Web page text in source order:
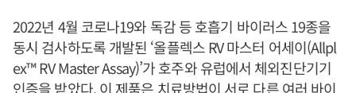
2022년 4월 코로나19와 독감 등 호흡기 바이러스 19종을
동시 검사하도록 개발된 ‘올플렉스 RV 마스터 어세이(Allpl
ex™ RV Master Assay)’가 호주와 유럽에서 체외진단기기
인증을 받았다. 이 제품은 치료방법이 서로 다른 여러 바이